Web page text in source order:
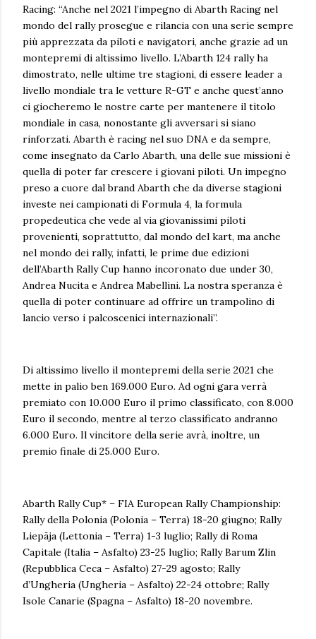
Racing: “Anche nel 2021 l’impegno di Abarth Racing nel
mondo del rally prosegue e rilancia con una serie sempre
più apprezzata da piloti e navigatori, anche grazie ad un
montepremi di altissimo livello. L’Abarth 124 rally ha
dimostrato, nelle ultime tre stagioni, di essere leader a
livello mondiale tra le vetture R-GT e anche quest’anno
ci giocheremo le nostre carte per mantenere il titolo
mondiale in casa, nonostante gli avversari si siano
rinforzati. Abarth è racing nel suo DNA e da sempre,
come insegnato da Carlo Abarth, una delle sue missioni è
quella di poter far crescere i giovani piloti. Un impegno
preso a cuore dal brand Abarth che da diverse stagioni
investe nei campionati di Formula 4, la formula
propedeutica che vede al via giovanissimi piloti
provenienti, soprattutto, dal mondo del kart, ma anche
nel mondo dei rally, infatti, le prime due edizioni
dell’Abarth Rally Cup hanno incoronato due under 30,
Andrea Nucita e Andrea Mabellini. La nostra speranza è
quella di poter continuare ad offrire un trampolino di
lancio verso i palcoscenici internazionali”.
Di altissimo livello il montepremi della serie 2021 che
mette in palio ben 169.000 Euro. Ad ogni gara verrà
premiato con 10.000 Euro il primo classificato, con 8.000
Euro il secondo, mentre al terzo classificato andranno
6.000 Euro. Il vincitore della serie avrà, inoltre, un
premio finale di 25.000 Euro.
Abarth Rally Cup* – FIA European Rally Championship:
Rally della Polonia (Polonia – Terra) 18-20 giugno; Rally
Liepāja (Lettonia – Terra) 1-3 luglio; Rally di Roma
Capitale (Italia – Asfalto) 23-25 luglio; Rally Barum Zlin
(Repubblica Ceca – Asfalto) 27-29 agosto; Rally
d’Ungheria (Ungheria – Asfalto) 22-24 ottobre; Rally
Isole Canarie (Spagna – Asfalto) 18-20 novembre.